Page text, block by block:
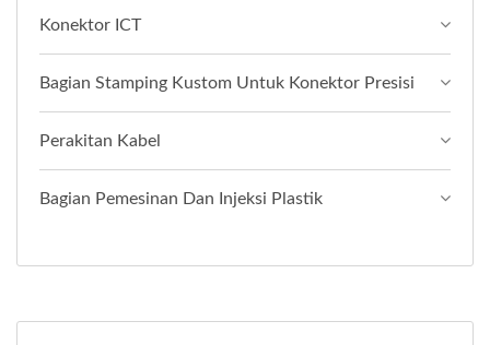
Konektor ICT
Bagian Stamping Kustom Untuk Konektor Presisi
Perakitan Kabel
Bagian Pemesinan Dan Injeksi Plastik